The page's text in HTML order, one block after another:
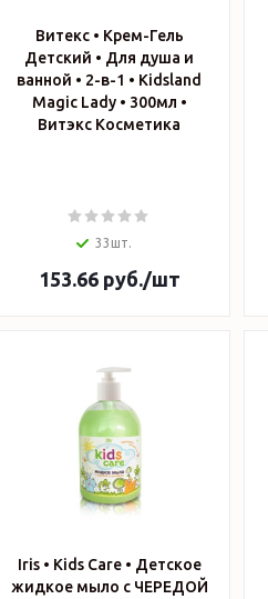
Витекс • Крем-Гель
Детский • Для душа и
ванной • 2-в-1 • Kidsland
Magic Lady • 300мл •
Витэкс Косметика
33шт.
153.66руб./шт
Iris • Kids Care • Детское
жидкое мыло с ЧЕРЕДОЙ